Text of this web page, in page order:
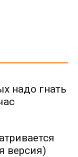
надо гнать
версия)